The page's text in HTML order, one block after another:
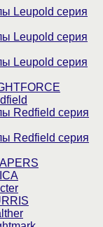
Leupold серия
Leupold серия
Leupold серия
Redfield серия
Redfield серия